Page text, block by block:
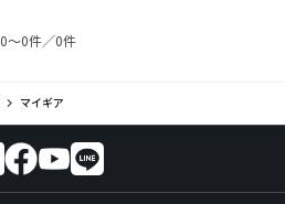
0〜0件／0件
マイギア